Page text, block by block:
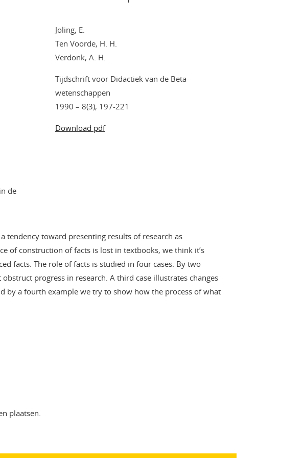
de
Joling, E.
Ten Voorde, H. H.
Verdonk, A. H.
Tijdschrift voor Didactiek van de Beta-
wetenschappen
1990 – 8(3), 197-221
Download pdf
tendency toward presenting results of research as
of construction of facts is lost in textbooks, we think it’s
facts. The role of facts is studied in four cases. By two
progress in research. A third case illustrates changes
by a fourth example we try to show how the process of what
plaatsen.